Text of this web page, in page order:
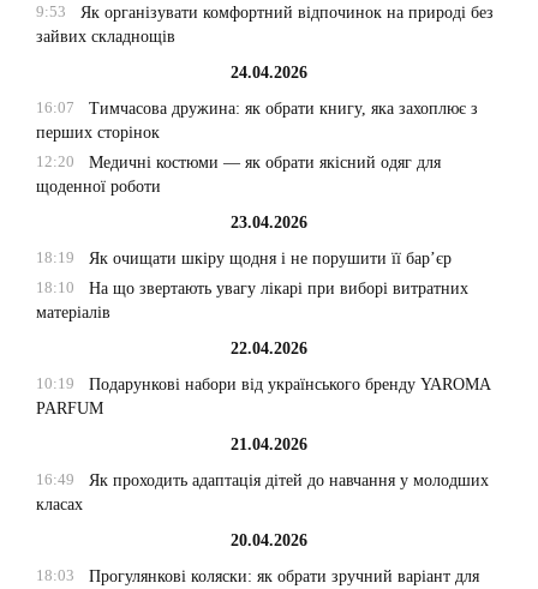
9:53
Як організувати комфортний відпочинок на природі без
зайвих складнощів
24.04.2026
16:07
Тимчасова дружина: як обрати книгу, яка захоплює з
перших сторінок
12:20
Медичні костюми — як обрати якісний одяг для
щоденної роботи
23.04.2026
18:19
Як очищати шкіру щодня і не порушити її бар’єр
18:10
На що звертають увагу лікарі при виборі витратних
матеріалів
22.04.2026
10:19
Подарункові набори від українського бренду YAROMA
PARFUM
21.04.2026
16:49
Як проходить адаптація дітей до навчання у молодших
класах
20.04.2026
18:03
Прогулянкові коляски: як обрати зручний варіант для